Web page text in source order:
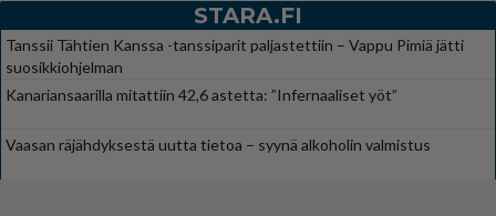
STARA.FI
Tanssii Tähtien Kanssa -tanssiparit paljastettiin – Vappu Pimiä jätti
suosikkiohjelman
Kanariansaarilla mitattiin 42,6 astetta: ”Infernaaliset yöt”
Vaasan räjähdyksestä uutta tietoa – syynä alkoholin valmistus